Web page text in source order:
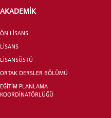
LİSANSÜSTÜ EĞİTİM
AKADEMİK
ÖN LİSANS
LİSANS
LİSANSÜSTÜ
ORTAK DERSLER BÖLÜMÜ
EĞİTİM PLANLAMA
KOORDİNATÖRLÜĞÜ